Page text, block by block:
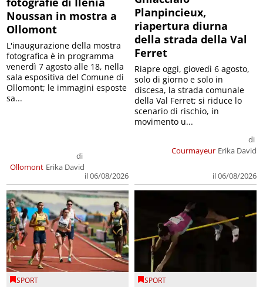
Noussan in mostra a
Ollomont
Ollomont
di
Erika David
il 06/08/2026
L'inaugurazione della mostra
fotografica è in programma
venerdì 7 agosto alle 18, nella
sala espositiva del Comune di
Ollomont; le immagini esposte
sa...
Planpincieux,
riapertura diurna
della strada della Val
Ferret
Courmayeur
di
Erika David
il 06/08/2026
Riapre oggi, giovedì 6 agosto,
solo di giorno e solo in
discesa, la strada comunale
della Val Ferret; si riduce lo
scenario di rischio, in
movimento u...
SPORT SPORT